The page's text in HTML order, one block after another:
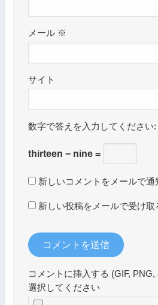
メール ※
サイト
数字で答えを入力してください:
thirteen − nine =
新しいコメントをメールで通
新しい投稿をメールで受け取
コメントに挿入する (GIF,
選択してください